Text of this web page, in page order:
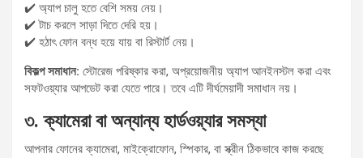
✔️ অ্যাপ চালু হতে বেশি সময় নেয়।
✔️ টাচ করলে সাড়া দিতে দেরি হয়।
✔️ হঠাৎ ফোন বন্ধ হয়ে যায় বা রিস্টার্ট নেয়।
বিকল্প সমাধান: স্টোরেজ পরিষ্কার করা, অপ্রয়োজনীয় অ্যাপ আনইনস্টল করা এবং
সফটওয়্যার আপডেট করা যেতে পারে। তবে এটি দীর্ঘমেয়াদী সমাধান নয়।
৩. ক্যামেরা বা অন্যান্য হার্ডওয়্যার সমস্যা
আপনার ফোনের ক্যামেরা, মাইক্রোফোন, স্পিকার, বা স্ক্রীন ঠিকভাবে কাজ করছে